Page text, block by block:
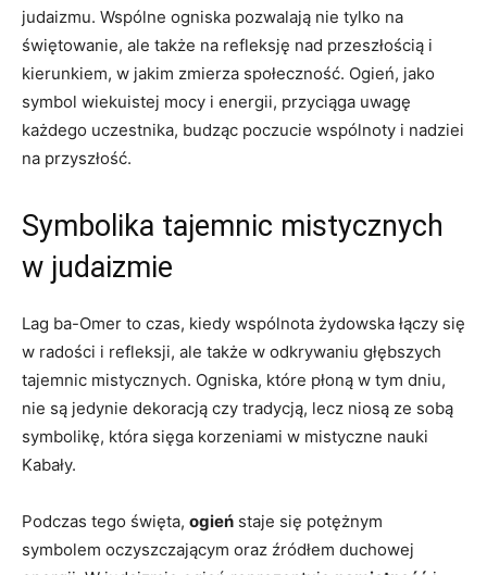
judaizmu. Wspólne ogniska pozwalają nie tylko ⁢na
⁣świętowanie, ale także na refleksję nad‍ przeszłością i
kierunkiem, w jakim zmierza społeczność.⁤ Ogień, jako
symbol wiekuistej‌ mocy i energii, przyciąga uwagę
każdego uczestnika, budząc poczucie wspólnoty i nadziei
na przyszłość.
Symbolika tajemnic mistycznych
w judaizmie
Lag ba-Omer to ‌czas, ​kiedy wspólnota żydowska łączy się
w radości i refleksji, ale także ‍w odkrywaniu głębszych
tajemnic ‌mistycznych. Ogniska, które płoną⁢ w tym ⁤dniu,‍
nie ‍są jedynie dekoracją czy tradycją, lecz niosą ze sobą ​
symbolikę, która sięga korzeniami w mistyczne nauki⁤
Kabały.
Podczas tego święta,‍ ogień staje się potężnym
symbolem oczyszczającym⁤ oraz źródłem duchowej